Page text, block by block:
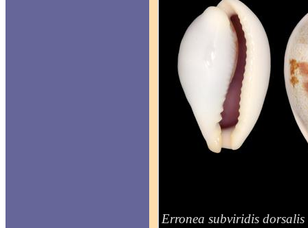
Erronea subviridis dorsalis